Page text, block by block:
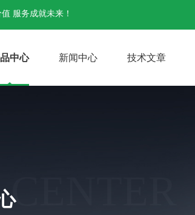
服务成就未来！
中心 新闻中心 技术文章